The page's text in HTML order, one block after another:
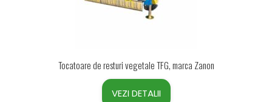
Tocatoare de resturi vegetale TFG, marca Zanon
VEZI DETALII